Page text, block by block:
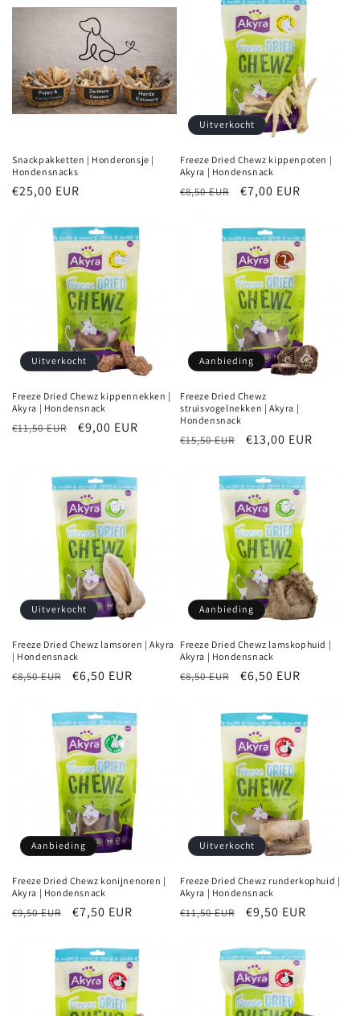
Snackpakketten | Honderonsje |
Hondensnacks
Normale
€25,00 EUR
Uitverkocht
Freeze Dried Chewz kippenpoten |
Akyra | Hondensnack
Normale
€8,50 EUR Aanbiedingsprijs
€7,00 EUR
Uitverkocht
Freeze Dried Chewz kippennekken |
Akyra | Hondensnack
Normale
€11,50 EUR Aanbiedingsprijs
€9,00 EUR
Aanbieding
Freeze Dried Chewz
struisvogelnekken | Akyra |
Hondensnack
Normale
€15,50 EUR Aanbiedingsprijs
€13,00 EUR
Uitverkocht
Freeze Dried Chewz lamsoren | Akyra
| Hondensnack
Normale
€8,50 EUR Aanbiedingsprijs
€6,50 EUR
Aanbieding
Freeze Dried Chewz lamskophuid |
Akyra | Hondensnack
Normale
€8,50 EUR Aanbiedingsprijs
€6,50 EUR
Aanbieding
Freeze Dried Chewz konijnenoren |
Akyra | Hondensnack
Normale
€9,50 EUR Aanbiedingsprijs
€7,50 EUR
Uitverkocht
Freeze Dried Chewz runderkophuid |
Akyra | Hondensnack
Normale
€11,50 EUR Aanbiedingsprijs
€9,50 EUR